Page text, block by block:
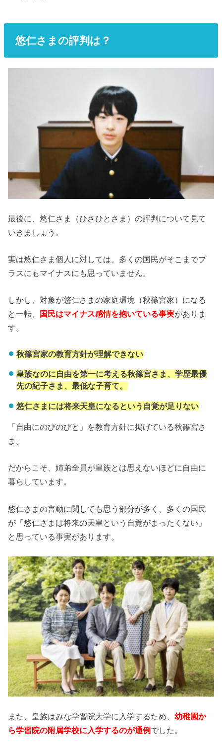
悠仁さまの評判は？
最後に、悠仁さま（ひさひとさま）の評判について見て
いきましょう。
実は悠仁さま個人に対しては、多くの国民がそこまでプ
ラスにもマイナスにも思っていません。
しかし、対象が悠仁さまの家庭環境（秋篠宮家）になる
と一転、
国民はマイナス感情を抱いている事実がありま
す。
秋篠宮家の教育方針が理解できない
皇族なのに自由を第一に考える秋篠宮さま、学歴最優
先の紀子さま、最低な子育て。
悠仁さまには将来天皇になるという自覚が足りない
「自由にのびのびと」を教育方針に掲げている秋篠宮さ
ま。
だからこそ、姉弟全員が皇族とは思えないほどに自由に
暮らしています。
悠仁さまの言動に関しても思う部分が多く、多くの国民
が「悠仁さまは将来の天皇という自覚がまったくない」
と思っている事実があります。
また、皇族はみな学習院大学に入学するため、幼稚園か
ら学習院の附属学校に入学するのが通例 でした。